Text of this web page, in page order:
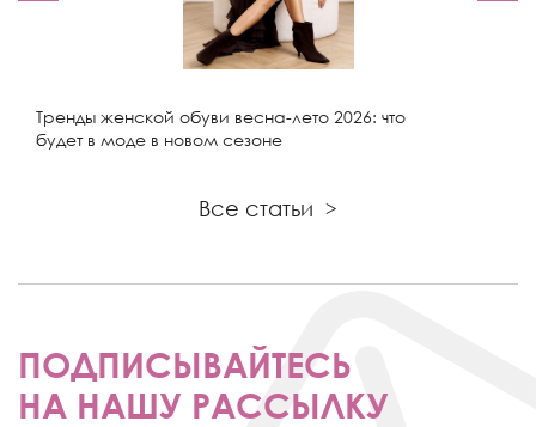
Тренды женской обуви весна-лето 2026: что
будет в моде в новом сезоне
Все статьи >
ПОДПИСЫВАЙТЕСЬ
НА НАШУ РАССЫЛКУ